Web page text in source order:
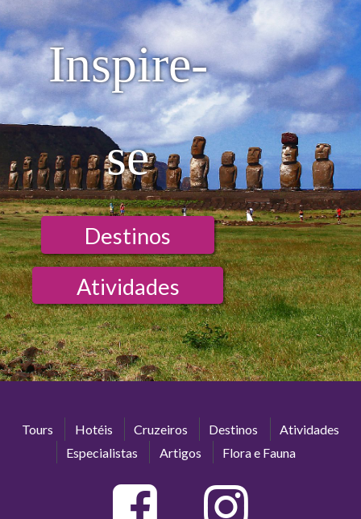
Inspire-
se
Destinos
Atividades
Tours Hotéis Cruzeiros Destinos
Atividades
Especialistas
Artigos Flora e Fauna